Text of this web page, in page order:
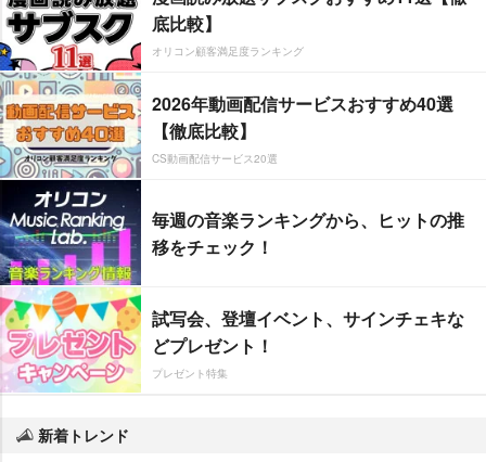
底比較】
オリコン顧客満足度ランキング
2026年動画配信サービスおすすめ40選
【徹底比較】
CS動画配信サービス20選
毎週の音楽ランキングから、ヒットの推
移をチェック！
試写会、登壇イベント、サインチェキな
どプレゼント！
プレゼント特集
新着トレンド